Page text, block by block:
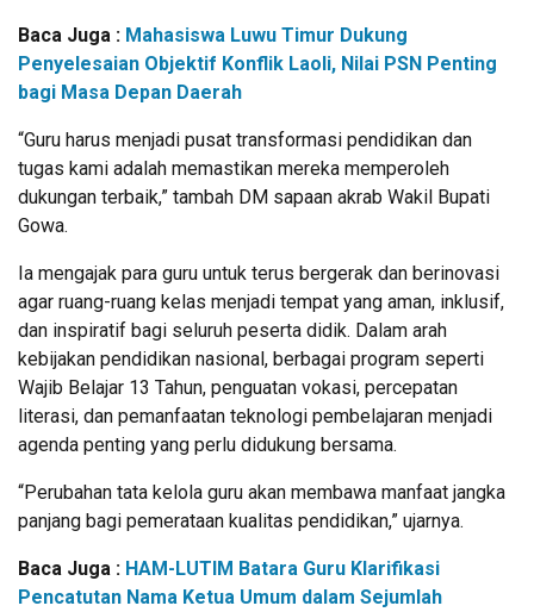
Baca Juga : Mahasiswa Luwu Timur Dukung
Penyelesaian Objektif Konflik Laoli, Nilai PSN Penting
bagi Masa Depan Daerah
“Guru harus menjadi pusat transformasi pendidikan dan
tugas kami adalah memastikan mereka memperoleh
dukungan terbaik,” tambah DM sapaan akrab Wakil Bupati
Gowa.
Ia mengajak para guru untuk terus bergerak dan berinovasi
agar ruang-ruang kelas menjadi tempat yang aman, inklusif,
dan inspiratif bagi seluruh peserta didik. Dalam arah
kebijakan pendidikan nasional, berbagai program seperti
Wajib Belajar 13 Tahun, penguatan vokasi, percepatan
literasi, dan pemanfaatan teknologi pembelajaran menjadi
agenda penting yang perlu didukung bersama.
“Perubahan tata kelola guru akan membawa manfaat jangka
panjang bagi pemerataan kualitas pendidikan,” ujarnya.
Baca Juga : HAM-LUTIM Batara Guru Klarifikasi
Pencatutan Nama Ketua Umum dalam Sejumlah